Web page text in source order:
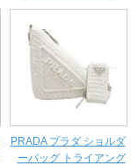
PRADA プラダ ショルダ
ーバッグ トライアング